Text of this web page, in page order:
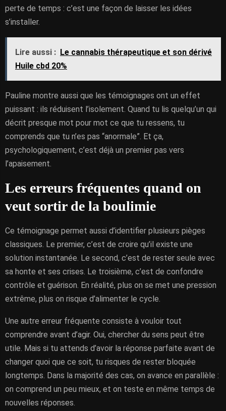
perte de temps : c’est une façon de laisser les idées
s’installer.
Lire aussi : Le cannabis thérapeutique et son dérivé
Huile cbd 20%
Pauline montre aussi que les témoignages ont un effet
puissant : ils réduisent l’isolement. Quand tu lis quelqu’un qui
décrit presque mot pour mot ce que tu ressens, tu
comprends que tu n’es pas “anormale”. Et ça,
psychologiquement, c’est déjà un premier pas vers
l’apaisement.
Les erreurs fréquentes quand on
veut sortir de la boulimie
Ce témoignage permet aussi d’identifier plusieurs pièges
classiques. Le premier, c’est de croire qu’il existe une
solution instantanée. Le second, c’est de rester seule avec
sa honte et ses crises. Le troisième, c’est de confondre
contrôle et guérison. En réalité, plus on se met une pression
extrême, plus on risque d’alimenter le cycle.
Une autre erreur fréquente consiste à vouloir tout
comprendre avant d’agir. Oui, chercher du sens peut être
utile. Mais si tu attends d’avoir la réponse parfaite avant de
changer quoi que ce soit, tu risques de rester bloquée
longtemps. Dans la majorité des cas, on avance en parallèle :
on comprend un peu mieux, et on teste en même temps de
nouvelles réponses.